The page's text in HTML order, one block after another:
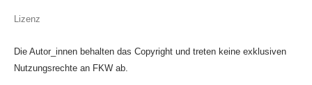
Lizenz
Die Autor_innen behalten das Copyright und treten keine exklusiven
Nutzungsrechte an FKW ab.